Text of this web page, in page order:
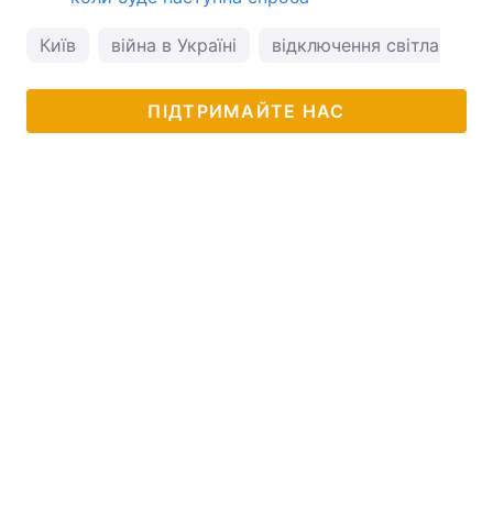
Київ війна в Україні відключення світла
ПІДТРИМАЙТЕ НАС